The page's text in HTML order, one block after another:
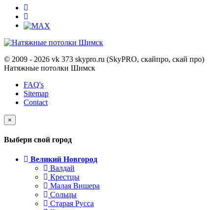
© 2009 - 2026 vk 373 skypro.ru (SkyPRO, скайпро, скай про)
Натяжные потолки Шимск
FAQ's
Sitemap
Contact
×
Выбери свой город
Великий Новгород
Валдай
Крестцы
Малая Вишера
Сольцы
Старая Русса